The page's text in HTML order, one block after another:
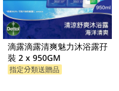
滴露滴露清爽魅力沐浴露孖
裝 2 x 950GM
指定分類送贈品